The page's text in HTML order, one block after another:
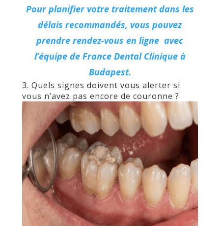
Pour planifier votre traitement dans les
délais recommandés, vous pouvez
prendre rendez-vous en ligne avec
l’équipe de France Dental Clinique à
Budapest.
3. Quels signes doivent vous alerter si
vous n’avez pas encore de couronne ?